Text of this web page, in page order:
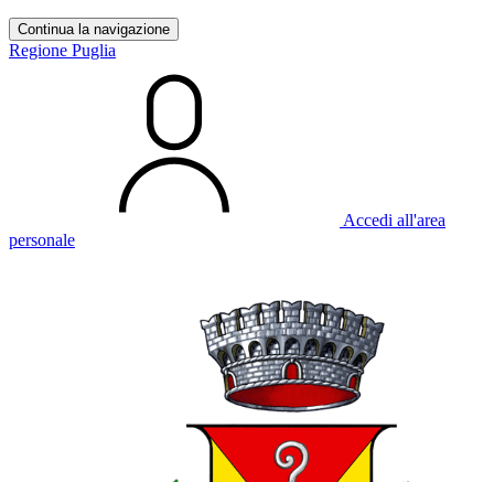
Continua la navigazione
Regione Puglia
Accedi all'area
personale